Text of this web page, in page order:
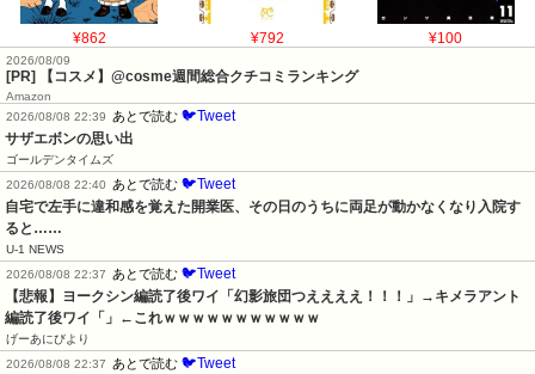
¥862 ¥792 ¥100
2026/08/09
[PR] 【コスメ】@cosme週間総合クチコミランキング
Amazon
2026/08/08 22:39
あとで読む 🐦Tweet
サザエボンの思い出
ゴールデンタイムズ
2026/08/08 22:40
あとで読む 🐦Tweet
自宅で左手に違和感を覚えた開業医、その日のうちに両足が動かなくなり入院す
ると……
U-1 NEWS
2026/08/08 22:37
あとで読む 🐦Tweet
【悲報】ヨークシン編読了後ワイ「幻影旅団つええええ！！！」→キメラアント
編読了後ワイ「」←これｗｗｗｗｗｗｗｗｗｗｗ
げーあにびより
2026/08/08 22:37
あとで読む 🐦Tweet